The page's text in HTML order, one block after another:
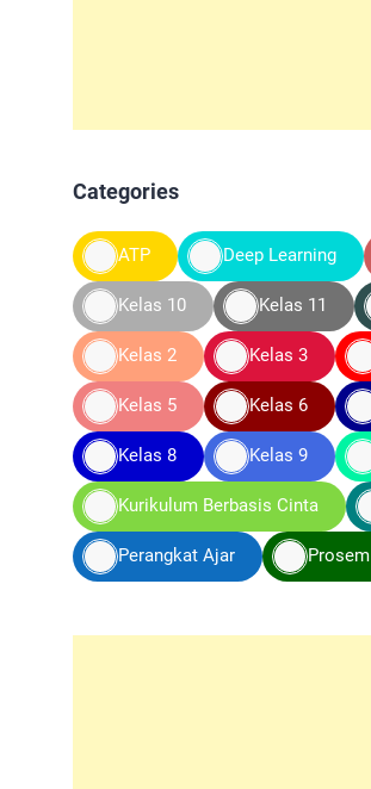
Categories
ATP Deep Learning
Kelas 10 Kelas 11
Kelas 2 Kelas 3
Kelas 5 Kelas 6
Kelas 8 Kelas 9
Kurikulum Berbasis Cinta
Perangkat Ajar Prosem